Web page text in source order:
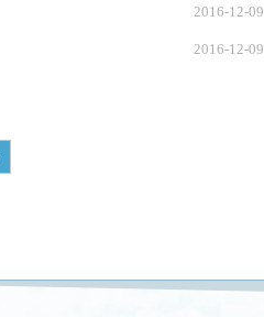
2016-12-09
2016-12-09